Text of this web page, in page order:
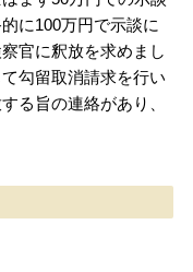
に100万円で示談に
官に釈放を求めまし
勾留取消請求を行い
る旨の連絡があり、